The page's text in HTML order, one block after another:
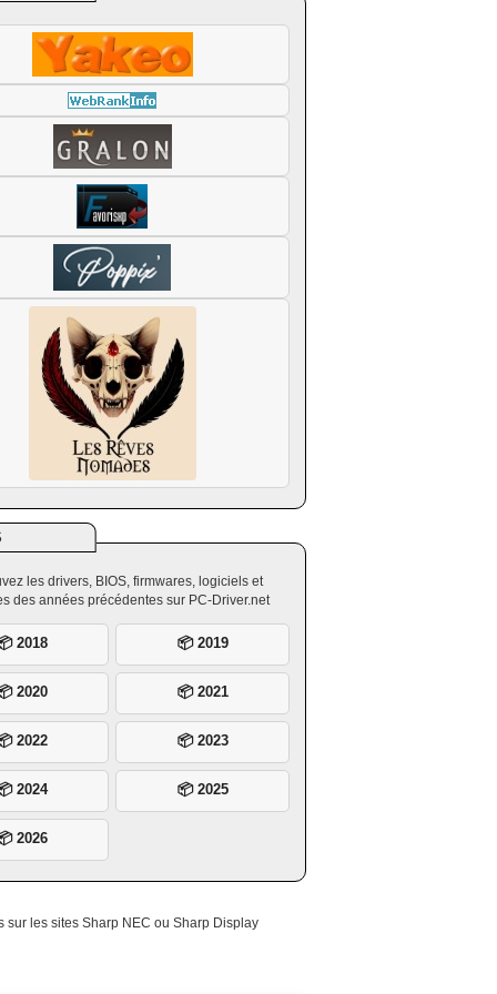
les drivers, BIOS, firmwares, logiciels et
des années précédentes sur PC-Driver.net
2018 📦 2019
2020 📦 2021
2022 📦 2023
2024 📦 2025
2026
sur les sites Sharp NEC ou Sharp Display